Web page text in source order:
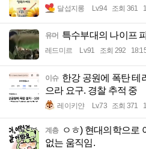
달섭지롱 Lv.94 조회 361
유머 특수부대의 나이프
레드미르 Lv.91 조회 292
이슈 한강 공원에 폭탄 테
으라 요구. 경찰 추적 중
레이키얀 Lv.73 조회 371
계층
ㅇㅎ) 현대의학으로
없는 움직임.